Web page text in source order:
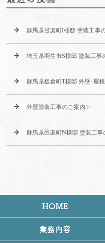
群馬県甘楽町I様邸 塗装工事
埼玉県羽生市S様邸 塗装工事
群馬県板倉町T様邸 外壁･屋
外壁塗装工事のご案内✨
群馬県邑楽町N様邸 塗装工事
HOME
業務内容